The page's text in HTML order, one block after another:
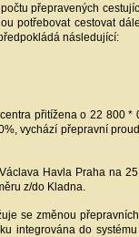
přepravených
potřebovat cestovat
následující:
přitížena o 22
vychází přepravní
Havla Praha na
z/do Kladna.
se změnou
integrována do